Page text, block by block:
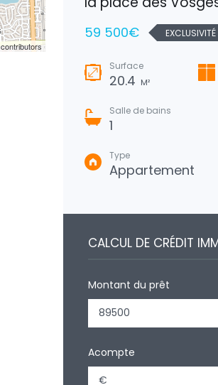
contributors
59 500€ EXCLUSIVITÉ
Surface
20.4 M²
Salle de bains
1
Type
Appartement
CALCUL DE CRÉDIT
Montant du prêt
Acompte